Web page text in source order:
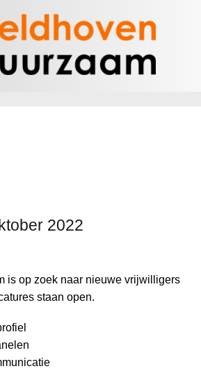
naar
de inhoud
2022
is op zoek naar nieuwe vrijwilligers
staan open.